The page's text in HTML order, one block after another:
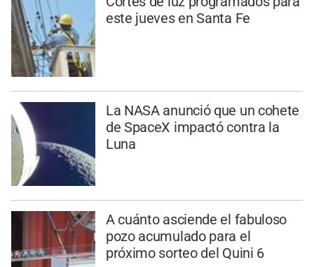
este jueves en Santa Fe
La NASA anunció que un cohete
de SpaceX impactó contra la
Luna
A cuánto asciende el fabuloso
pozo acumulado para el
próximo sorteo del Quini 6